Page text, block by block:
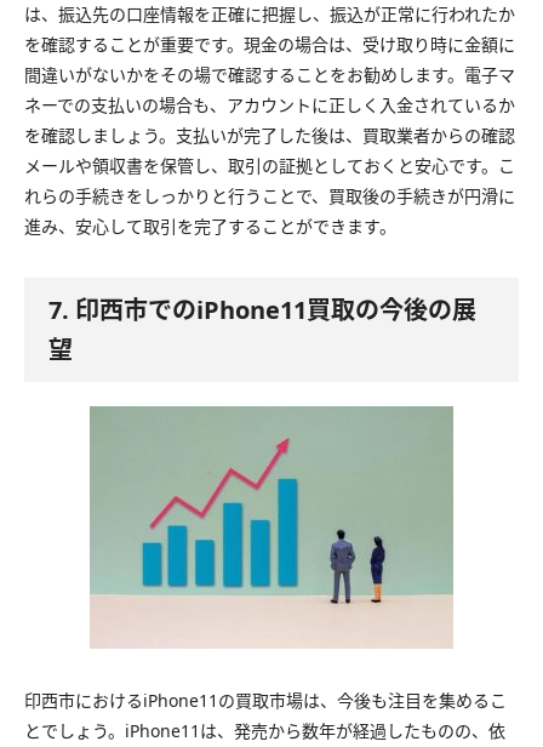
は、振込先の口座情報を正確に把握し、振込が正常に行われたか
を確認することが重要です。現金の場合は、受け取り時に金額に
間違いがないかをその場で確認することをお勧めします。電子マ
ネーでの支払いの場合も、アカウントに正しく入金されているか
を確認しましょう。支払いが完了した後は、買取業者からの確認
メールや領収書を保管し、取引の証拠としておくと安心です。こ
れらの手続きをしっかりと行うことで、買取後の手続きが円滑に
進み、安心して取引を完了することができます。
7. 印西市でのiPhone11買取の今後の展
望
印西市におけるiPhone11の買取市場は、今後も注目を集めるこ
とでしょう。iPhone11は、発売から数年が経過したものの、依